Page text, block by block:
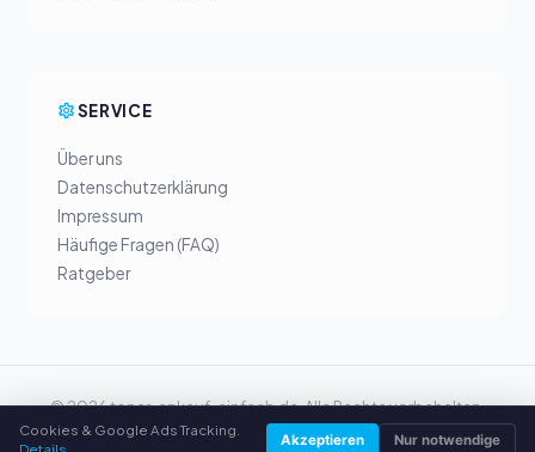
SERVICE
Über uns
Datenschutzerklärung
Impressum
Häufige Fragen (FAQ)
Ratgeber
© 2026 toner-ankauf-einfach.de. Alle Rechte vorbehalten.
Toner verkaufen in Ihrer Stadt
Cookies & Google Ads Tracking.
Akzeptieren Nur notwendige